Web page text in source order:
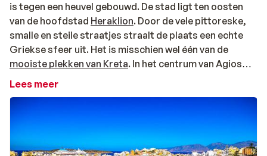
is tegen een heuvel gebouwd. De stad ligt ten oosten
van de hoofdstad Heraklion. Door de vele pittoreske,
smalle en steile straatjes straalt de plaats een echte
Griekse sfeer uit. Het is misschien wel één van de
mooiste plekken van Kreta. In het centrum van Agios
Nikolaos ligt een zoutwatermeer waaraan je de
winkelstraten en één keer per week is er een gezellige
markt. In augustus is er elke avond livemuziek bij het
meertje, in de bioscoop of het theater. 's Avonds
openbaart zich in Agios Nikolaos een oud Kretenzer
Lees meer